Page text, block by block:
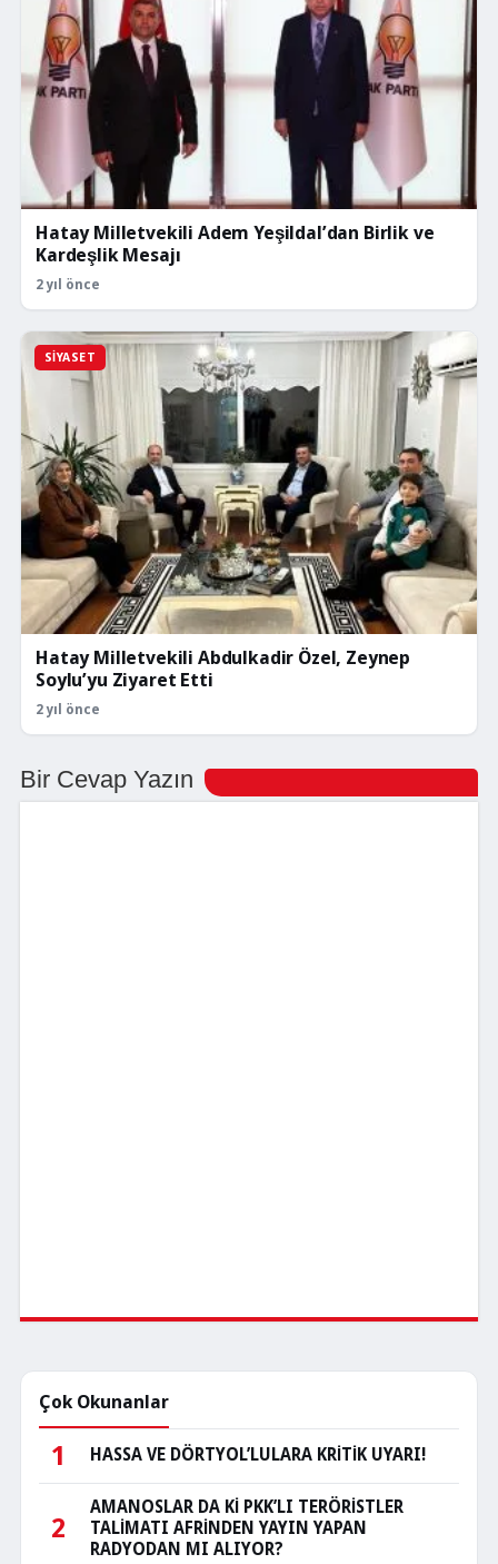
Hatay Milletvekili Adem Yeşildal’dan Birlik ve
Kardeşlik Mesajı
2 yıl önce
SIYASET
Hatay Milletvekili Abdulkadir Özel, Zeynep
Soylu’yu Ziyaret Etti
2 yıl önce
Bir Cevap Yazın
Çok Okunanlar
1 HASSA VE DÖRTYOL’LULARA KRİTİK UYARI!
2
AMANOSLAR DA Kİ PKK’LI TERÖRİSTLER
TALİMATI AFRİNDEN YAYIN YAPAN
RADYODAN MI ALIYOR?